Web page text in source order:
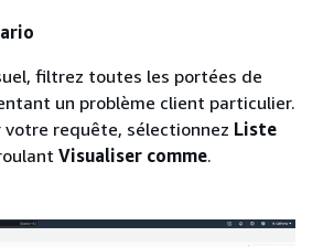
filtrez toutes les portées de
un problème client particulier.
votre requête, sélectionnez Liste
Visualiser comme.